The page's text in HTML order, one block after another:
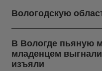
Вологодскую
В Вологде пьяную
младенцем
изъяли